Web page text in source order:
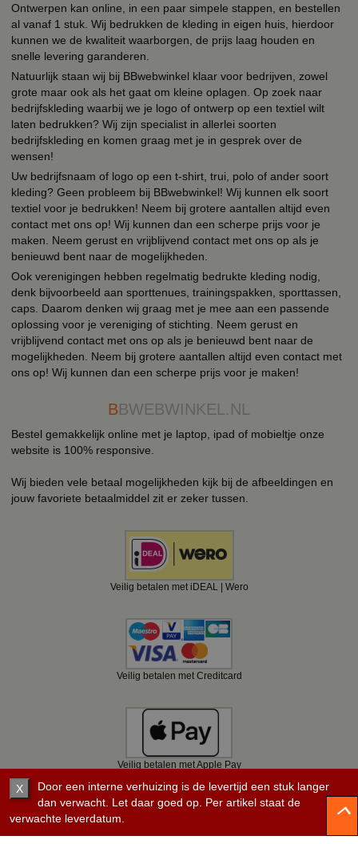
Ontwerpen kan online, in een paar simpele stappen, en bestellen
al vanaf 1 stuk. Wij bedrukken de kleding in eigen huis, hierdoor
kunnen we de kwaliteit waarborgen, de prijs laag houden en
snelle levering garanderen.
Natuurlijk staan wij bij BBwebwinkel klaar voor bedrijven, zowel
grote maar ook als het gaat om kleine oplagen. Op zoek naar
bedrijfskleding waarbij we je logo of ontwerp op een textiel wilt
laten bedrukken? Wij zijn specialist in allerlei soorten
bedrijfskleding en komen graag met je in gesprek over de
wensen!
Uw bedrijfsnaam of logo op een t-shirt, trui, polo of ander soort
kleding? Geen probleem bij BBwebwinkel! Wij kunnen elk soort
textiel voor je bedrukken! Neem bij grotere aantallen altijd even
contact met ons op! Wij kunnen dan een scherpe prijs voor je
maken. Neem gerust en vrijblijvend contact met ons op als je
benieuwd bent naar de mogelijkheden.
Ook verenigingen hebben regelmatig bedrukte kleding nodig,
denk bijvoorbeeld aan sporttenues, trainingspakken, sporttassen,
caps. Daarom denken wij graag met je mee aan een passende
oplossing voor je vereniging of stichting. Neem gerust en
vrijblijvend contact met ons op als je benieuwd bent naar de
mogelijkheden. Neem bij grotere aantallen altijd even contact met
ons op! Wij kunnen dan een scherpe prijs voor je maken!
BBWEBWINKEL.NL
Bestel gemakkelijk online met je laptop, ipad of mobieltje onze
website is 100% responsive.
Wij bieden vele betaal mogelijkheden kijk bij de afbeeldingen en
jouw favoriete betaalmiddel zit er zeker tussen.
Veilig betalen met iDEAL | Wero
Veilig betalen met Creditcard
Veilig betalen met Apple Pay
X
Door een interne verhuizing is de levertijd een stuk langer
dan verwacht. Let daar goed op. Per artikel staat de
verwachte leverdatum.